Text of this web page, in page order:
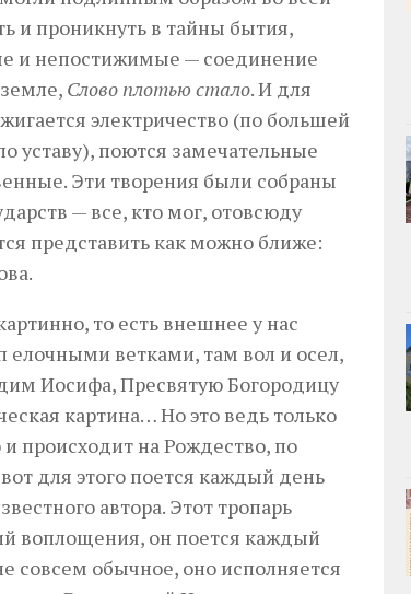
и проникнуть в тайны бытия,
и непостижимые — соединение
Слово плотью стало. И для
электричество (по большей
уставу), поются замечательные
Эти творения были собраны
— все, кто мог, отовсюду
представить как можно ближе:
то есть внешнее у нас
ветками, там вол и осел,
Иосифа, Пресвятую Богородицу
картина… Но это ведь только
происходит на Рождество, по
для этого поется каждый день
автора. Этот тропарь
воплощения, он поется каждый
совсем обычное, оно исполняется